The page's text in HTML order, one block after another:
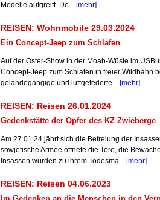
Modelle aufgreift. De... [mehr]
REISEN: Wohnmobile 29.03.2024
Ein Concept-Jeep zum Schlafen
Auf der Oster-Show in der Moab-Wüste im
Concept-Jeep zum Schlafen in freier Wildbahn
geländegängige und luftgefederte... [mehr]
REISEN: Reisen 26.01.2024
Gedenkstätte der Opfer des KZ Zwieberge
Am 27.01.24 jährt sich die Befreiung der
sowjetische Armee öffnete die Tore, die
Insassen wurden zu ihrem Todesma... [mehr]
REISEN: Reisen 04.06.2023